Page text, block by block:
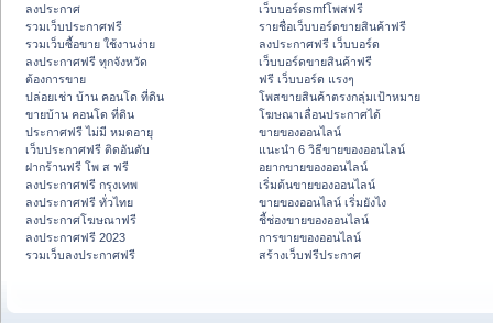
ลงประกาศ
รวมเว็บประกาศฟรี
รวมเว็บซื้อขาย ใช้งานง่าย
ลงประกาศฟรี ทุกจังหวัด
ต้องการขาย
ปล่อยเช่า บ้าน คอนโด ที่ดิน
ขายบ้าน คอนโด ที่ดิน
ประกาศฟรี ไม่มี หมดอายุ
เว็บประกาศฟรี ติดอันดับ
ฝากร้านฟรี โพ ส ฟรี
ลงประกาศฟรี กรุงเทพ
ลงประกาศฟรี ทั่วไทย
ลงประกาศโฆษณาฟรี
ลงประกาศฟรี 2023
รวมเว็บลงประกาศฟรี
เว็บบอร์ดsmfโพสฟรี
รายชื่อเว็บบอร์ดขายสินค้าฟรี
ลงประกาศฟรี เว็บบอร์ด
เว็บบอร์ดขายสินค้าฟรี
ฟรี เว็บบอร์ด แรงๆ
โพสขายสินค้าตรงกลุ่มเป้าหมาย
โฆษณาเลื่อนประกาศได้
ขายของออนไลน์
แนะนำ 6 วิธีขายของออนไลน์
อยากขายของออนไลน์
เริ่มต้นขายของออนไลน์
ขายของออนไลน์ เริ่มยังไง
ชี้ช่องขายของออนไลน์
การขายของออนไลน์
สร้างเว็บฟรีประกาศ